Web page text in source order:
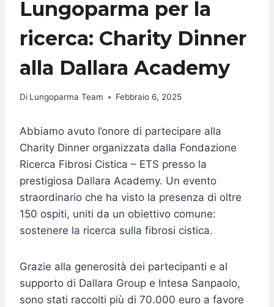
Lungoparma per la
ricerca: Charity Dinner
alla Dallara Academy
Di Lungoparma Team Febbraio 6, 2025
Abbiamo avuto l’onore di partecipare alla
Charity Dinner organizzata dalla Fondazione
Ricerca Fibrosi Cistica – ETS presso la
prestigiosa Dallara Academy. Un evento
straordinario che ha visto la presenza di oltre
150 ospiti, uniti da un obiettivo comune:
sostenere la ricerca sulla fibrosi cistica.
Grazie alla generosità dei partecipanti e al
supporto di Dallara Group e Intesa Sanpaolo,
sono stati raccolti più di 70.000 euro a favore